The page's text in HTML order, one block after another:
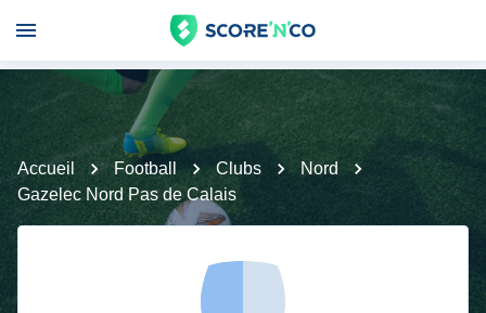
Accueil Football Clubs
Nord
Gazelec Nord Pas de Calais